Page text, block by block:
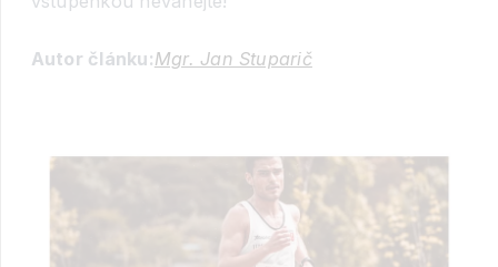
Autor článku:Mgr. Jan Stuparič